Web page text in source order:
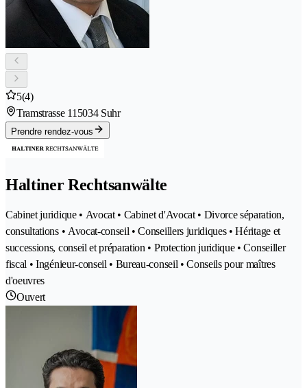
5(4)
Tramstrasse 11 5034 Suhr
Prendre rendez-vous
Haltiner Rechtsanwälte
Cabinet juridique • Avocat • Cabinet d'Avocat • Divorce séparation,
consultations • Avocat-conseil • Conseillers juridiques • Héritage et
successions, conseil et préparation • Protection juridique • Conseiller
fiscal • Ingénieur-conseil • Bureau-conseil • Conseils pour maîtres
d'oeuvres
Ouvert